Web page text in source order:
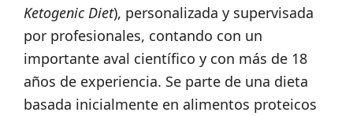
Ketogenic Diet), personalizada y supervisada
por profesionales, contando con un
importante aval científico y con más de 18
años de experiencia. Se parte de una dieta
basada inicialmente en alimentos proteicos